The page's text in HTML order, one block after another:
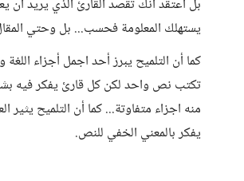
بل اعتقد انك تقصد القارئ الذي يريد أن
يستهلك المعلومة فحسب... بل وحتي
كما أن التلميح يبرز أحد اجمل أجزاء
تكتب نص واحد لكن كل قارئ يفكر فيه
منه اجزاء متفاوتة... كما أن التلميح
يفكر بالمعني الخفي للنص.